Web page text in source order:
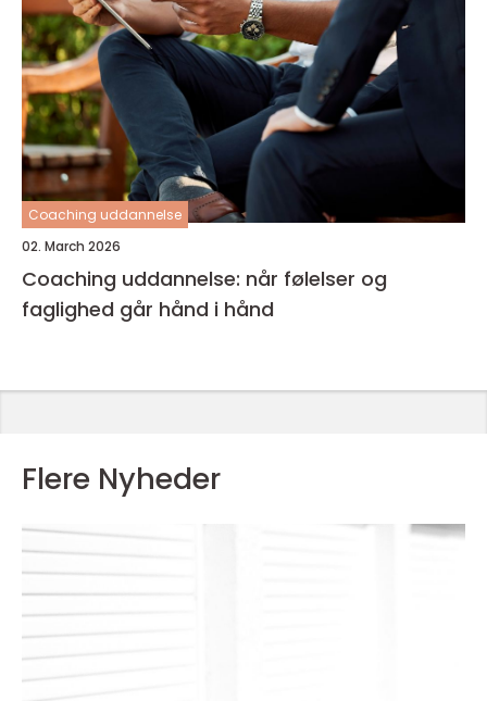
Coaching uddannelse
02. March 2026
Coaching uddannelse: når følelser og
faglighed går hånd i hånd
Flere Nyheder